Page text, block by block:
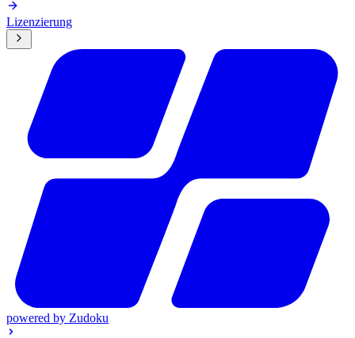
Lizenzierung
powered by Zudoku